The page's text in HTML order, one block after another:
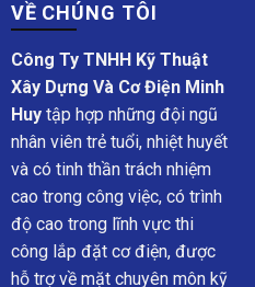
VỀ CHÚNG TÔI
Công Ty TNHH Kỹ Thuật
Xây Dựng Và Cơ Điện Minh
Huytập hợp những đội ngũ
nhân viên trẻ tuổi, nhiệt huyết
và có tinh thần trách nhiệm
cao trong công việc, có trình
độ cao trong lĩnh vực thi
công lắp đặt cơ điện, được
hỗ trợ về mặt chuyên môn kỹ